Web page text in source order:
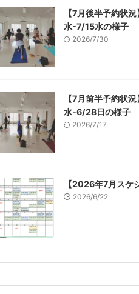
【7月後半予約状
水-7/15水の様子
2026/7/30
【7月前半予約状
水-6/28日の様子
2026/7/17
【2026年7月スケ
2026/6/22